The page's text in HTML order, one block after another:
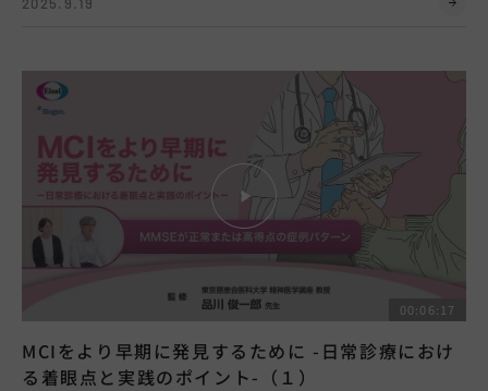
00:06:17
MCIをより早期に発見するために -日常診療におけ
る着眼点と実践のポイント-（１）